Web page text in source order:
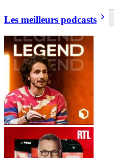
Les meilleurs podcasts